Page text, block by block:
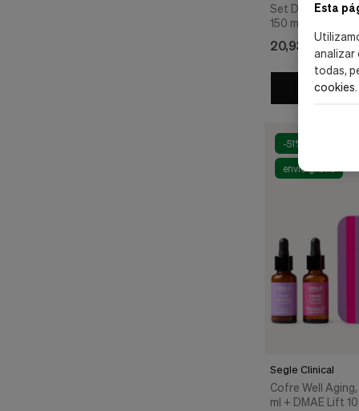
Esta
analizar
todas,
cookies.
Set Doble
150 ml. + Espuma Limpiadora, 150 ml. -
Segle Clinical
27,90 €
20,93 €
-51%
envío gratis
Segle Clinical
Cofre Well
ml + DMAE Lift